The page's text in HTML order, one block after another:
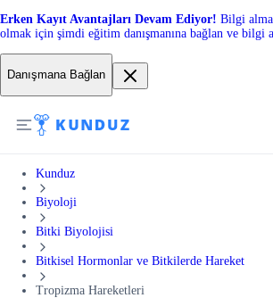
Erken Kayıt Avantajları Devam Ediyor! Bilgi
olmak için şimdi eğitim danışmanına bağlan ve bilgi
Danışmana Bağlan
Kunduz
Biyoloji
Bitki Biyolojisi
Bitkisel Hormonlar ve Bitkilerde Hareket
Tropizma Hareketleri